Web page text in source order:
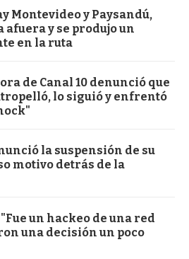
Montevideo y Paysandú,
y se produjo un
en la ruta
de Canal 10 denunció que
lo siguió y enfrentó
la suspensión de su
motivo detrás de la
un hackeo de una red
una decisión un poco